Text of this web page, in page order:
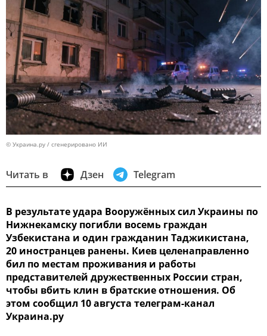
© Украина.ру / сгенерировано ИИ
Читать в Дзен Telegram
В результате удара Вооружённых сил Украины по
Нижнекамску погибли восемь граждан
Узбекистана и один гражданин Таджикистана,
20 иностранцев ранены. Киев целенаправленно
бил по местам проживания и работы
представителей дружественных России стран,
чтобы вбить клин в братские отношения. Об
этом сообщил 10 августа телеграм-канал
Украина.ру